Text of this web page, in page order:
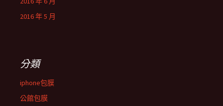
2016 年 5 月
分類
iphone包膜
公館包膜